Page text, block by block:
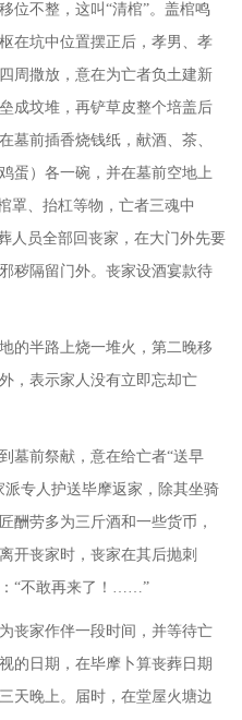
位不整，这叫 “清棺”。盖棺鸣
在坑中位置摆正后，孝男、孝
周撒放，意在为亡者负土建新
成坟堆，再铲草皮整个培盖后
墓前插香烧钱纸，献酒、茶、
蛋）各一碗，并在墓前空地上
罩、抬杠等物，亡者三魂中
人员全部回丧家，在大门外先要
秽隔留门外。丧家设酒宴款待
的半路上烧一堆火，第二晚移
，表示家人没有立即忘却亡
墓前祭献，意在给亡者“送早
专人护送毕摩返家，除其坐骑
酬劳多为三斤酒和一些货币，
开丧家时，丧家在其后抛刺
“不敢再来了！……”
丧家作伴一段时间，并等待亡
的日期，在毕摩卜算丧葬日期
天晚上。届时，在堂屋火塘边